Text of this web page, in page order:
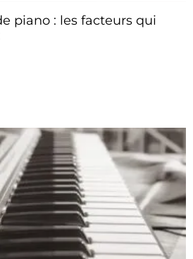
piano : les facteurs qui